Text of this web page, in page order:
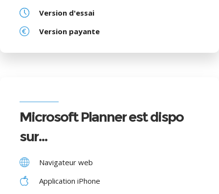
Version d'essai
Version payante
Microsoft Planner est dispo
sur…
Navigateur web
Application iPhone